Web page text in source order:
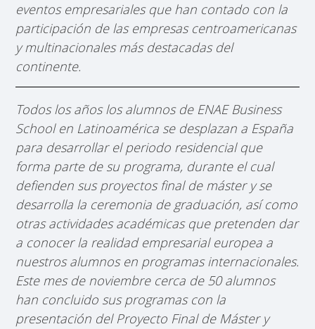
eventos empresariales que han contado con la
participación de las empresas centroamericanas
y multinacionales más destacadas del
continente.
Todos los años los alumnos de ENAE Business
School en Latinoamérica se desplazan a España
para desarrollar el periodo residencial que
forma parte de su programa, durante el cual
defienden sus proyectos final de máster y se
desarrolla la ceremonia de graduación, así como
otras actividades académicas que pretenden dar
a conocer la realidad empresarial europea a
nuestros alumnos en programas internacionales.
Este mes de noviembre cerca de 50 alumnos
han concluido sus programas con la
presentación del Proyecto Final de Máster y